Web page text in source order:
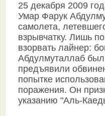
25 декабря 2009
Умар Фарук
самолета,
взрывчатку. Лишь
взорвать лайнер:
Абдулмуталлаб
предъявили
попытке
поражения. Он
указанию "Аль-